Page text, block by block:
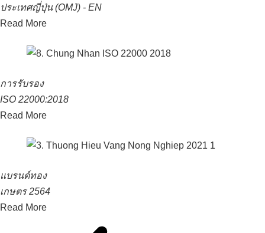
ประเทศญี่ปุ่น (OMJ) - EN
Read More
การรับรอง
ISO 22000:2018
Read More
แบรนด์ทอง
เกษตร 2564
Read More